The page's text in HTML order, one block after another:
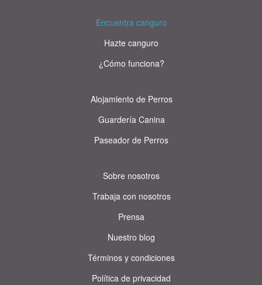
Encuentra canguro
Hazte canguro
¿Cómo funciona?
Alojamiento de Perros
Guardería Canina
Paseador de Perros
Sobre nosotros
Trabaja con nosotros
Prensa
Nuestro blog
Términos y condiciones
Política de privacidad